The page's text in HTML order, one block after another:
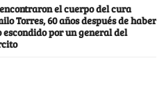
el cuerpo del cura
Torres, 60 años después de haber
escondido por un general del